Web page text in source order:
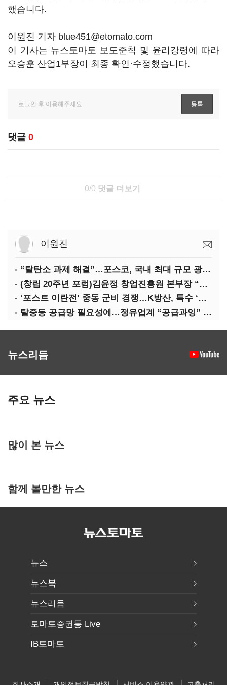
했습니다.
이원진 기자 blue451@etomato.com
이 기사는 뉴스토마토 보도준칙 및 윤리강령에 따라
오승훈 산업1부장이 최종 확인·수정했습니다.
댓글 0
0/0 댓글 더보기
이원진
“탈탄소 과제 해결”…포스코, 국내 최대 규모 광양 전기로 준공
(창립 20주년 포럼)김윤정 창업진흥원 본부장 “유니콘 넘어 데카콘으로”
‘포스트 이란전’ 중동 군비 경쟁…K방산, 특수 ‘기대’
탈중동 공급망 필요성에…정유업계 “공급과잉” 난색
뉴스리듬
주요 뉴스
많이 본 뉴스
함께 볼만한 뉴스
뉴스
뉴스북
뉴스리듬
토마토증권통 Live
IB토마토